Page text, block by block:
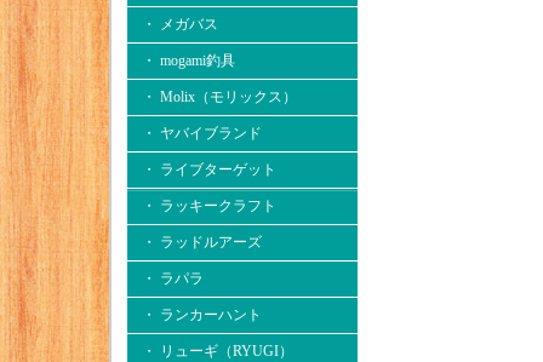
・ メガバス
・ mogami釣具
・ Molix（モリックス）
・ ヤバイブランド
・ ライブターゲット
・ ラッキークラフト
・ ラッドルアーズ
・ ラパラ
・ ランカーハント
・ リューギ（RYUGI）